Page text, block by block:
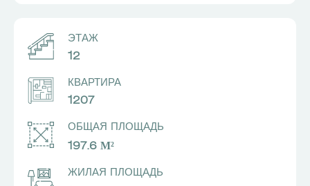
ЭТАЖ
12
КВАРТИРА
1207
ОБЩАЯ ПЛОЩАДЬ
197.6 М²
ЖИЛАЯ ПЛОЩАДЬ